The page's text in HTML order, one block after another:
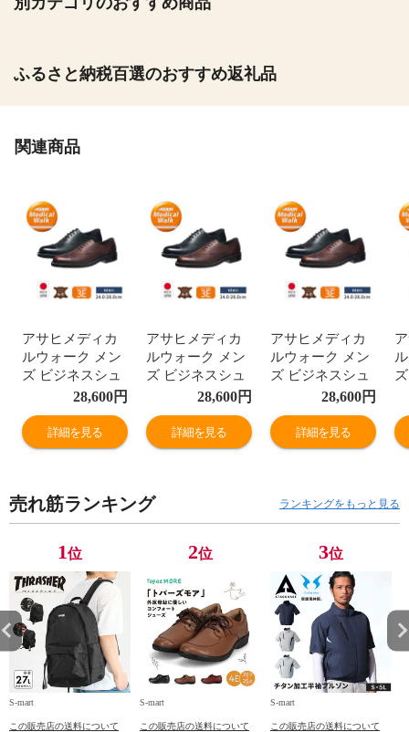
ふるさと納税百選のおすすめ返礼品
関連商品
アサヒメディカ
ルウォーク メン
ズ ビジネスシュ
ーズ 本革 3e ス
革靴 通勤 紳士靴
レースアップ 日
28,600円
詳細を見る
アサヒメディカ
ルウォーク メン
ズ ビジネスシュ
ーズ 本革 3e ス
革靴 通勤 紳士靴
レースアップ 日
28,600円
詳細を見る
アサヒメディカ
ルウォーク メン
ズ ビジネスシュ
ーズ 本革 3e ス
革靴 通勤 紳士靴
レースアップ 日
28,600円
詳細を見る
売れ筋ランキング ランキングをもっと見る
1位
S-mart
この販売店の送料について
2位
S-mart
この販売店の送料について
3位
S-mart
この販売店の送料について